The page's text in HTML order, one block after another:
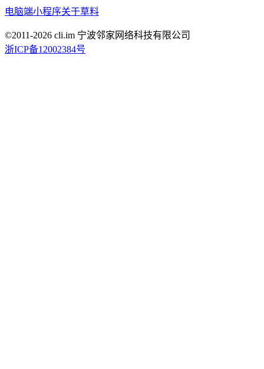
电脑端小程序关于草料
©2011-2026 cli.im 宁波邻家网络科技有限公司
浙ICP备12002384号